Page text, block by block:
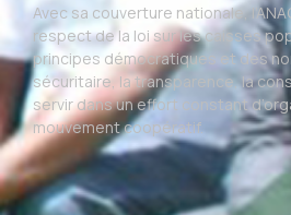
Avec sa couverture nationale,
respect de la loi sur les caisses
principes démocratiques et des
sécuritaire, la transparence, la
servir dans un effort constant
mouvement coopératif.